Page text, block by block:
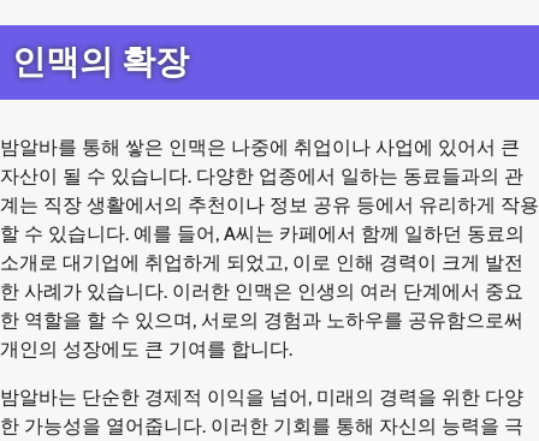
인맥의 확장
밤알바를 통해 쌓은 인맥은 나중에 취업이나 사업에 있어서 큰
자산이 될 수 있습니다. 다양한 업종에서 일하는 동료들과의 관
계는 직장 생활에서의 추천이나 정보 공유 등에서 유리하게 작용
할 수 있습니다. 예를 들어, A씨는 카페에서 함께 일하던 동료의
소개로 대기업에 취업하게 되었고, 이로 인해 경력이 크게 발전
한 사례가 있습니다. 이러한 인맥은 인생의 여러 단계에서 중요
한 역할을 할 수 있으며, 서로의 경험과 노하우를 공유함으로써
개인의 성장에도 큰 기여를 합니다.
밤알바는 단순한 경제적 이익을 넘어, 미래의 경력을 위한 다양
한 가능성을 열어줍니다. 이러한 기회를 통해 자신의 능력을 극